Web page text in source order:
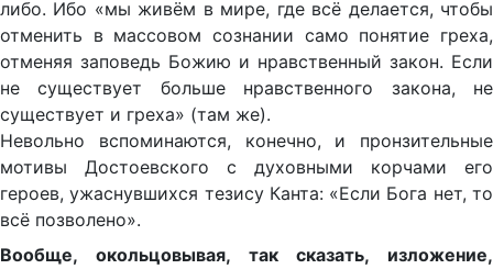
либо. Ибо «мы живём в мире, где всё делается, чтобы
отменить в массовом сознании само понятие греха,
отменяя заповедь Божию и нравственный закон. Если
не существует больше нравственного закона, не
существует и греха» (там же).
Невольно вспоминаются, конечно, и пронзительные
мотивы Достоевского с духовными корчами его
героев, ужаснувшихся тезису Канта: «Если Бога нет, то
всё позволено».
Вообще, окольцовывая, так сказать, изложение,